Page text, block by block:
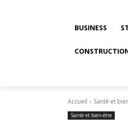
BUSINESS
Accueil Santé et
Santé et bien-être